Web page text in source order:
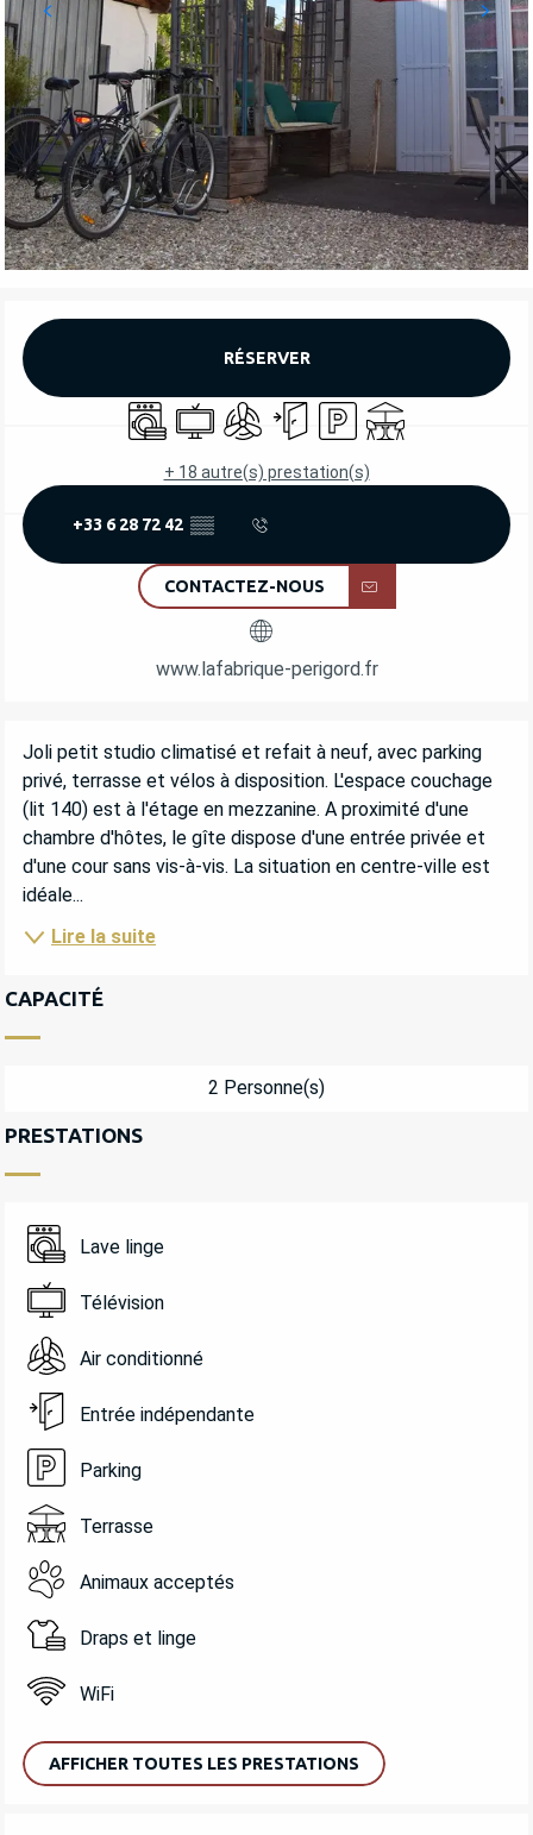
OUVERTURE ET COORDONNÉES
RÉSERVER
Lave lingeTélévisionAir conditionné
Entrée indépendante
ParkingTerrasse
+ 18 autre(s) prestation(s)
+33 6 28 72 42 ▒▒
CONTACTEZ-NOUS
www.lafabrique-perigord.fr
DESCRIPTION
Joli petit studio climatisé et refait à neuf, avec parking
privé, terrasse et vélos à disposition. L'espace couchage
(lit 140) est à l'étage en mezzanine. A proximité d'une
chambre d'hôtes, le gîte dispose d'une entrée privée et
d'une cour sans vis-à-vis. La situation en centre-ville est
idéale...
Lire la suite
CAPACITÉ
2 Personne(s)
PRESTATIONS
Lave linge
Télévision
Air conditionné
Entrée indépendante
Parking
Terrasse
Animaux acceptés
Draps et linge
WiFi
AFFICHER TOUTES LES PRESTATIONS